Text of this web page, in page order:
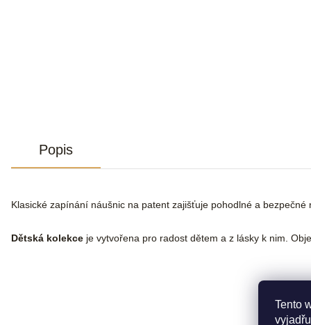
Tento
Popis
Klasické zapínání náušnic na patent zajišťuje pohodlné a bezpečné
Dětská kolekce je vytvořena pro radost dětem a z lásky k nim.